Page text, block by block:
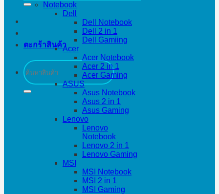
ตะกร้าสินค้า
ค้นหา:
Notebook
Dell
Dell Notebook
Dell 2 in 1
Dell Gamiing
Acer
Acer Notebook
Acer 2 in 1
Acer Gaming
ASUS
Asus Notebook
Asus 2 in 1
Asus Gaming
Lenovo
Lenovo
Notebook
Lenovo 2 in 1
Lenovo Gaming
MSI
MSI Notebook
MSI 2 in 1
MSI Gaming